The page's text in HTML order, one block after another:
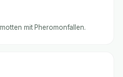
mit Pheromonfallen.